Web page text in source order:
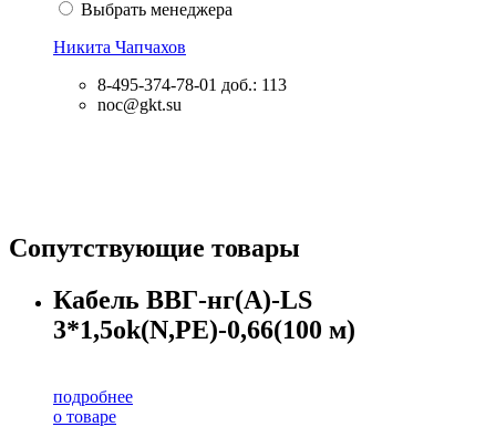
Выбрать менеджера
Никита Чапчахов
8-495-374-78-01 доб.: 113
noc@gkt.su
Сопутствующие товары
Кабель ВВГ-нг(А)-LS
3*1,5ok(N,PE)-0,66(100 м)
подробнее
о товаре